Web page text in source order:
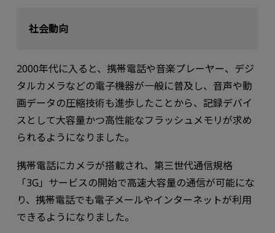
社会動向
2000年代に⼊ると、携帯電話や⾳楽プレーヤー、デジ
タルカメラなどの電⼦機器が⼀般に普及し、⾳声や動
画データの圧縮技術も進歩したことから、記録デバイ
スとして⼤容量かつ⾼性能なフラッシュメモリが求め
られるようになりました。
携帯電話にカメラが搭載され、第三世代通信規格
「3G」サービスの開始で高速大容量の通信が可能にな
り、携帯電話でも電⼦メールやインターネットが利⽤
できるようになりました。